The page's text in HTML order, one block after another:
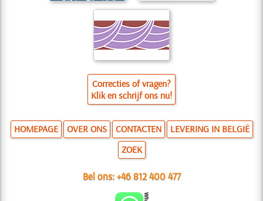
Correcties of vragen?
Klik en schrijf ons nu!
HOMEPAGE OVER ONS CONTACTEN
LEVERING IN BELGIË
ZOEK
Bel ons:+46 812 400 477